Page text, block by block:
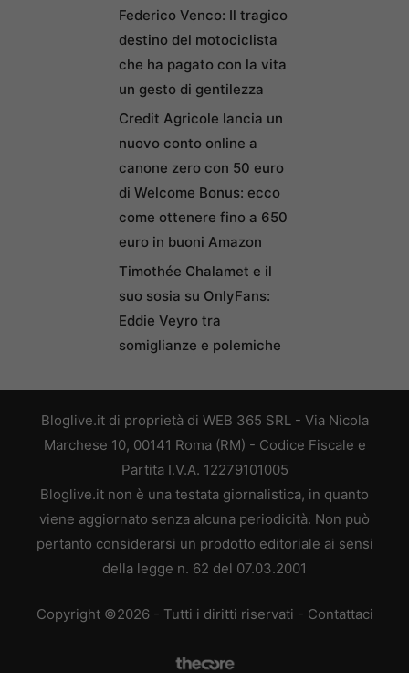
Federico Venco: Il tragico
destino del motociclista
che ha pagato con la vita
un gesto di gentilezza
Credit Agricole lancia un
nuovo conto online a
canone zero con 50 euro
di Welcome Bonus: ecco
come ottenere fino a 650
euro in buoni Amazon
Timothée Chalamet e il
suo sosia su OnlyFans:
Eddie Veyro tra
somiglianze e polemiche
Bloglive.it di proprietà di WEB 365 SRL - Via Nicola
Marchese 10, 00141 Roma (RM) - Codice Fiscale e
Partita I.V.A. 12279101005
Bloglive.it non è una testata giornalistica, in quanto
viene aggiornato senza alcuna periodicità. Non può
pertanto considerarsi un prodotto editoriale ai sensi
della legge n. 62 del 07.03.2001
Copyright ©2026 - Tutti i diritti riservati - Contattaci